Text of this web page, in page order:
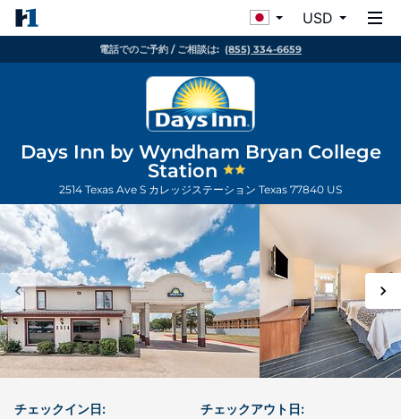
USD
電話でのご予約 / ご相談は: (855) 334-6659
Days Inn by Wyndham Bryan College
Station
2514 Texas Ave S カレッジステーション Texas 77840 US
チェックイン日: チェックアウト日: